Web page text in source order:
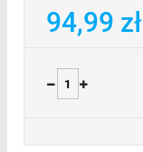
94,99 zł